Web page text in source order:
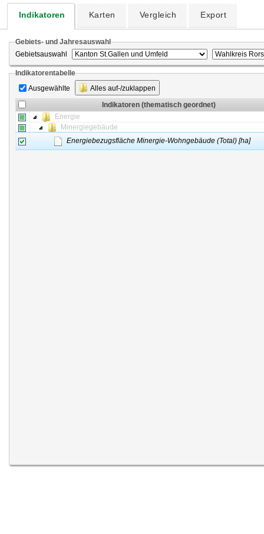
Indikatoren Karten Vergleich Export
Gebiets- und Jahresauswahl
Gebietsauswahl
Indikatorentabelle
Ausgewählte
Alles auf-/zuklappen
Indikatoren (thematisch geordnet)
Energie
Minergiegebäude
Energiebezugsfläche Minergie-Wohngebäude (Total) [ha]